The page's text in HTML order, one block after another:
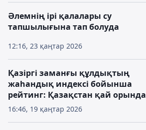
12:16, 23 қаңтар 2026
Әлемнің ірі қалалары су
тапшылығына тап болуда
16:46, 19 қаңтар 2026
Қазіргі заманғы құлдықтың
жаһандық индексі бойынша
рейтинг: Қазақстан қай орында